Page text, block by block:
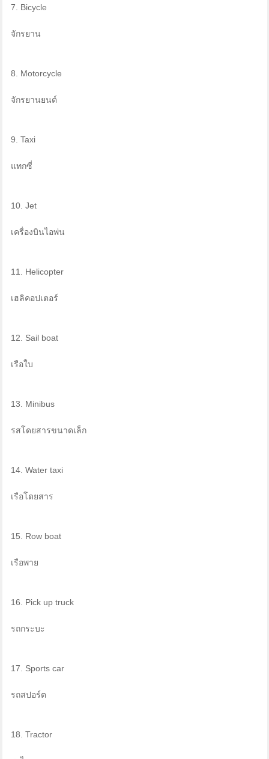
7. Bicycle
จักรยาน
8. Motorcycle
จักรยานยนต์
9. Taxi
แทกซี่
10. Jet
เครื่องบินไอพ่น
11. Helicopter
เฮลิคอปเตอร์
12. Sail boat
เรือใบ
13. Minibus
รสโดยสารขนาดเล็ก
14. Water taxi
เรือโดยสาร
15. Row boat
เรือพาย
16. Pick up truck
รถกระบะ
17. Sports car
รถสปอร์ต
18. Tractor